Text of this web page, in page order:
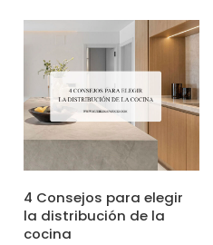
4 Consejos para elegir
la distribución de la
cocina